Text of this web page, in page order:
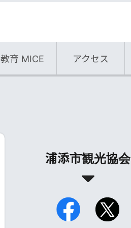
教育 MICE アクセス
浦添市観光協会